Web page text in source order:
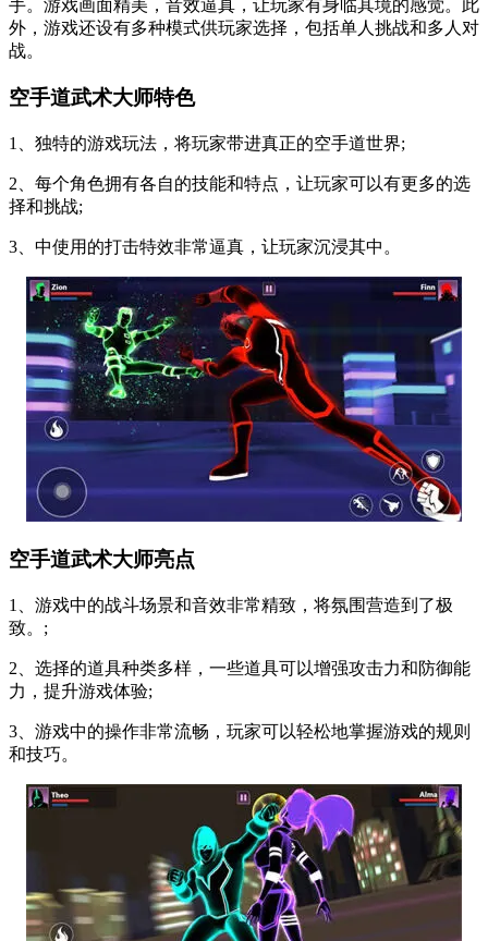
手。游戏画面精美，音效逼真，让玩家有身临其境的感觉。此
外，游戏还设有多种模式供玩家选择，包括单人挑战和多人对
战。
空手道武术大师特色
1、独特的游戏玩法，将玩家带进真正的空手道世界;
2、每个角色拥有各自的技能和特点，让玩家可以有更多的选
择和挑战;
3、中使用的打击特效非常逼真，让玩家沉浸其中。
空手道武术大师亮点
1、游戏中的战斗场景和音效非常精致，将氛围营造到了极
致。;
2、选择的道具种类多样，一些道具可以增强攻击力和防御能
力，提升游戏体验;
3、游戏中的操作非常流畅，玩家可以轻松地掌握游戏的规则
和技巧。